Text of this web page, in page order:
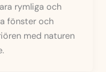
rymliga och
fönster och
med naturen